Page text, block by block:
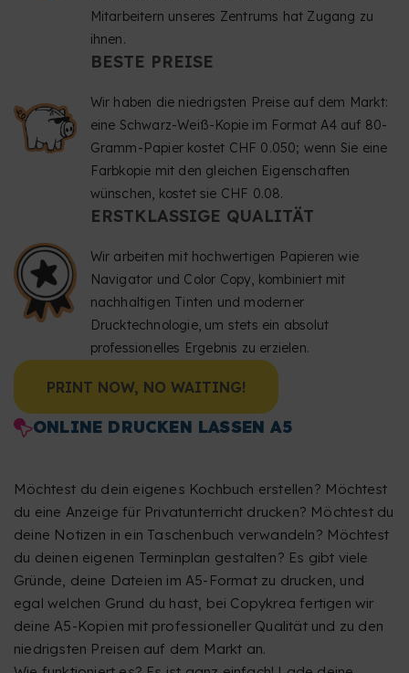
Mitarbeitern unseres Zentrums hat Zugang zu
ihnen.
BESTE PREISE
Wir haben die niedrigsten Preise auf dem Markt:
eine Schwarz-Weiß-Kopie im Format A4 auf 80-
Gramm-Papier kostet CHF 0.050; wenn Sie eine
Farbkopie mit den gleichen Eigenschaften
wünschen, kostet sie CHF 0.08.
ERSTKLASSIGE QUALITÄT
Wir arbeiten mit hochwertigen Papieren wie
Navigator und Color Copy, kombiniert mit
nachhaltigen Tinten und moderner
Drucktechnologie, um stets ein absolut
professionelles Ergebnis zu erzielen.
PRINT NOW, NO WAITING!
ONLINE DRUCKEN LASSEN A5
Möchtest du dein eigenes Kochbuch erstellen? Möchtest
du eine Anzeige für Privatunterricht drucken? Möchtest du
deine Notizen in ein Taschenbuch verwandeln? Möchtest
du deinen eigenen Terminplan gestalten? Es gibt viele
Gründe, deine Dateien im A5-Format zu drucken, und
egal welchen Grund du hast, bei Copykrea fertigen wir
deine A5-Kopien mit professioneller Qualität und zu den
niedrigsten Preisen auf dem Markt an.